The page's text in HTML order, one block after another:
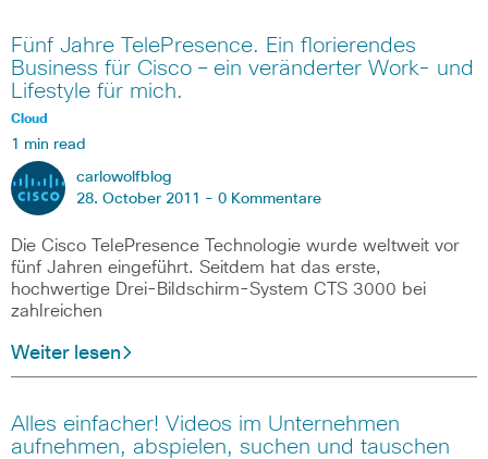
Fünf Jahre TelePresence. Ein florierendes
Business für Cisco – ein veränderter Work- und
Lifestyle für mich.
Cloud
1 min read
carlowolfblog
28. October 2011 - 0 Kommentare
Die Cisco TelePresence Technologie wurde weltweit vor
fünf Jahren eingeführt. Seitdem hat das erste,
hochwertige Drei-Bildschirm-System CTS 3000 bei
zahlreichen
Weiter lesen
Alles einfacher! Videos im Unternehmen
aufnehmen, abspielen, suchen und tauschen